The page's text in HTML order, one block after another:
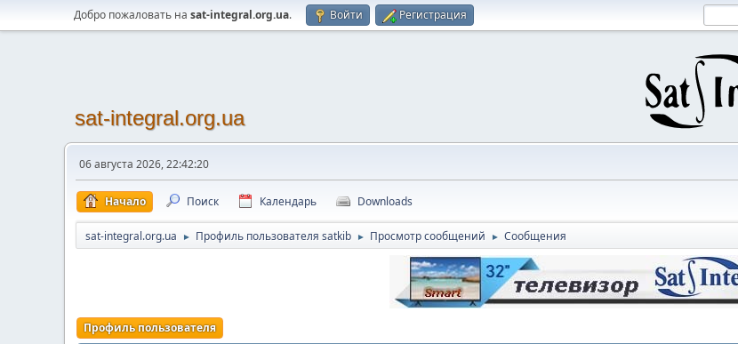
Добро пожаловать на sat-integral.org.ua. Войти Регистрация
sat-integral.org.ua
06 августа 2026, 22:42:20
Начало Поиск Календарь Downloads
sat-integral.org.ua ► Профиль пользователя satkib ► Просмотр сообщений ► Сообщения
Профиль пользователя